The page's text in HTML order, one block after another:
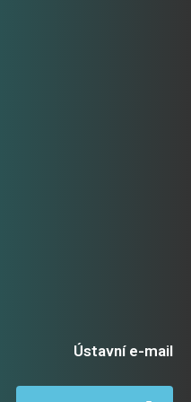
Ústavní e-mail